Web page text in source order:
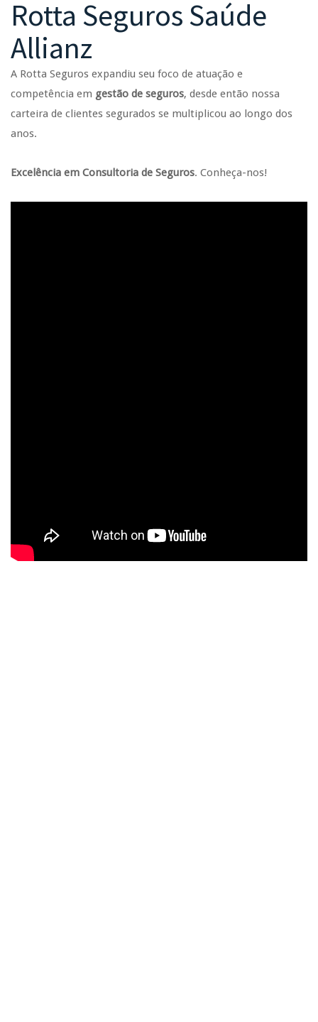
Rotta Seguros Saúde
Allianz
A Rotta Seguros expandiu seu foco de atuação e
competência em gestão de seguros, desde então nossa
carteira de clientes segurados se multiplicou ao longo dos
anos.
Excelência em Consultoria de Seguros. Conheça-nos!